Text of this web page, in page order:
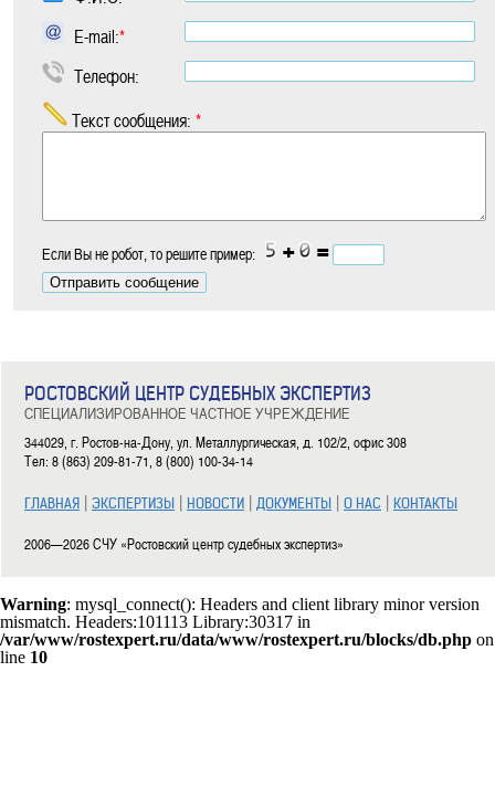
E-mail:*
Телефон:
Текст сообщения: *
Если Вы не робот, то решите пример: + =
РОСТОВСКИЙ ЦЕНТР СУДЕБНЫХ ЭКСПЕРТИЗ
СПЕЦИАЛИЗИРОВАННОЕ ЧАСТНОЕ УЧРЕЖДЕНИЕ
344029, г. Ростов-на-Дону, ул. Металлургическая, д. 102/2, офис 308
Тел: 8 (863) 209-81-71, 8 (800) 100-34-14
ГЛАВНАЯ | ЭКСПЕРТИЗЫ | НОВОСТИ | ДОКУМЕНТЫ | О НАС | КОНТАКТЫ
2006—2026 СЧУ «Ростовский центр судебных экспертиз»
Warning: mysql_connect(): Headers and client library minor version
mismatch. Headers:101113 Library:30317 in
/var/www/rostexpert.ru/data/www/rostexpert.ru/blocks/db.php on
line 10